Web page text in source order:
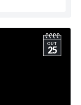
OUT
25